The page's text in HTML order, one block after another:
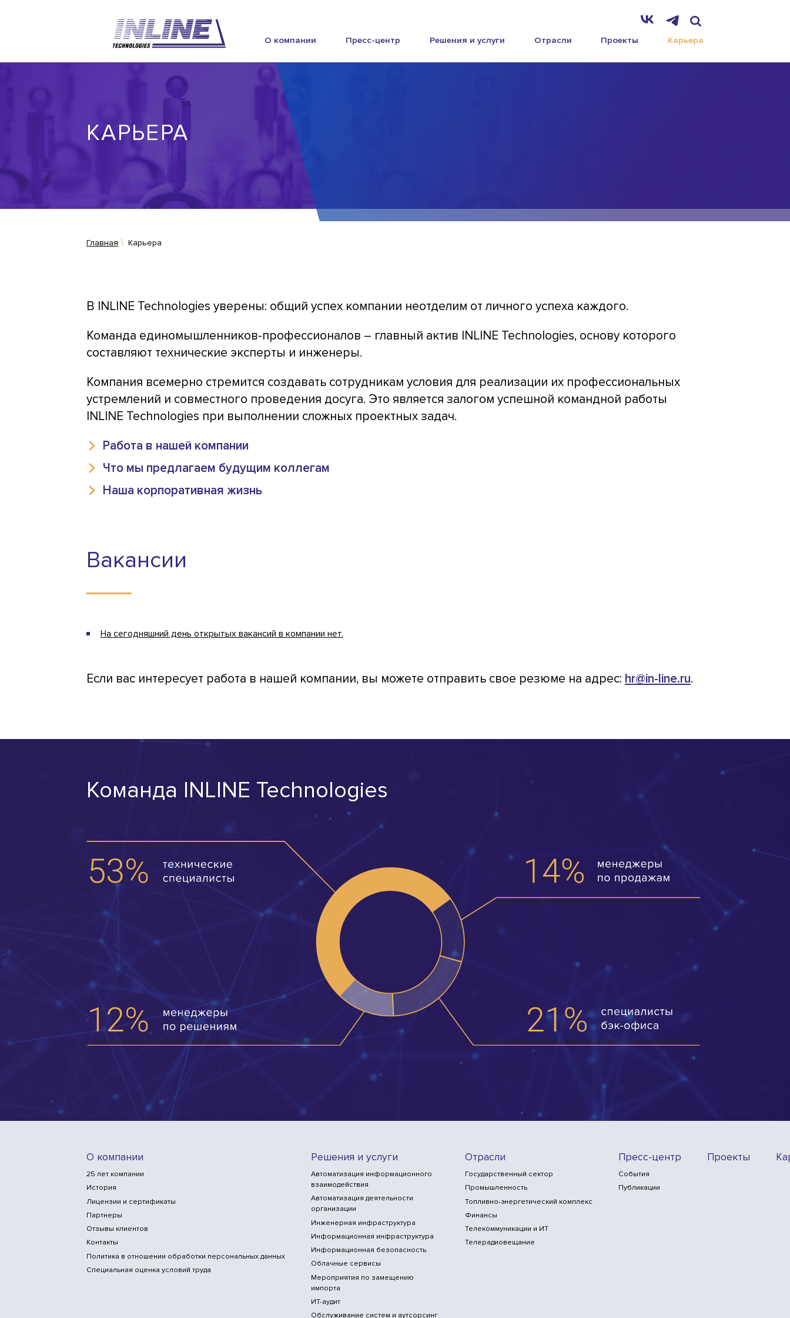
О компании Пресс-центр Решения и услуги Отрасли Проекты Карьера
КАРЬЕРА
Главная Карьера
В INLINE Technologies уверены: общий успех компании неотделим от личного успеха каждого.
Команда единомышленников-профессионалов – главный актив INLINE Technologies, основу которого
составляют технические эксперты и инженеры.
Компания всемерно стремится создавать сотрудникам условия для реализации их профессиональных
устремлений и совместного проведения досуга. Это является залогом успешной командной работы
INLINE Technologies при выполнении сложных проектных задач.
Работа в нашей компании
Что мы предлагаем будущим коллегам
Наша корпоративная жизнь
Вакансии
На сегодняшний день открытых вакансий в компании нет.
Если вас интересует работа в нашей компании, вы можете отправить свое резюме на адрес: hr@in-line.ru.
Команда INLINE Technologies
О компании
25 лет компании
История
Лицензии и сертификаты
Партнеры
Отзывы клиентов
Контакты
Политика в отношении обработки персональных данных
Специальная оценка условий труда
Решения и услуги
Автоматизация информационного
взаимодействия
Автоматизация деятельности
организации
Инженерная инфраструктура
Информационная инфраструктура
Информационная безопасность
Облачные сервисы
Мероприятия по замещению
импорта
ИТ-аудит
Обслуживание систем и аутсорсинг
Отрасли
Государственный сектор
Промышленность
Топливно-энергетический комплекс
Финансы
Телекоммуникации и ИТ
Телерадиовещание
Пресс-центр
События
Публикации
Проекты